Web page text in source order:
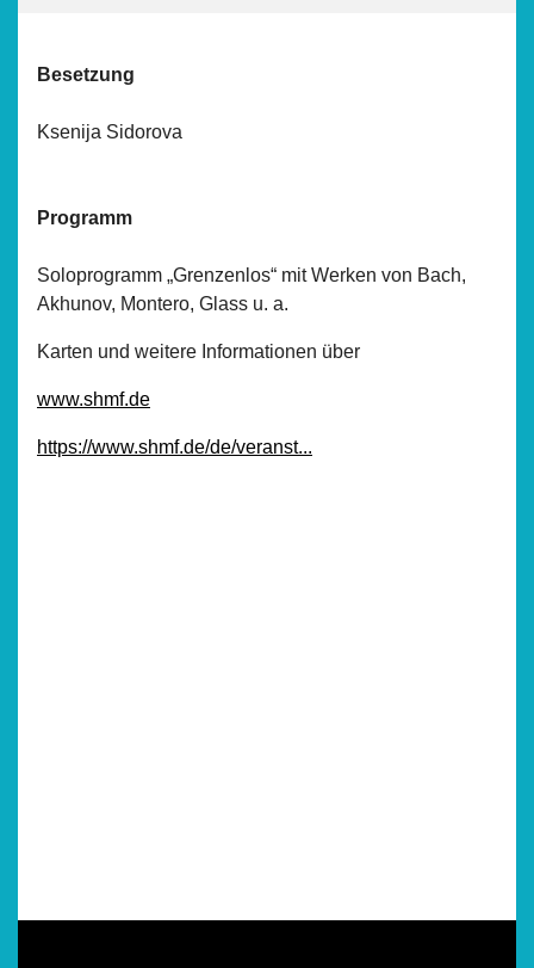
Besetzung
Ksenija Sidorova
Programm
Soloprogramm „Grenzenlos“ mit Werken von Bach,
Akhunov, Montero, Glass u. a.
Karten und weitere Informationen über
www.shmf.de
https://www.shmf.de/de/veranst...